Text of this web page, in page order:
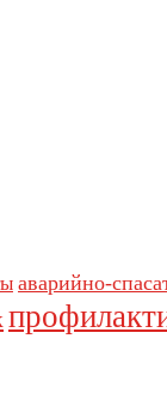
аварийно-